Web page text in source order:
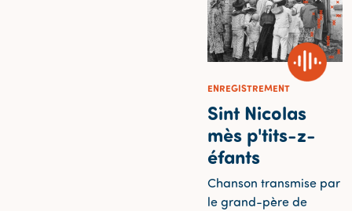
ENREGISTREMENT
Sint Nicolas
mès p'tits-z-
éfants
Chanson transmise par
le grand-père de